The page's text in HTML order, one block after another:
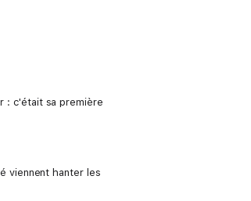
: c'était sa première
viennent hanter les